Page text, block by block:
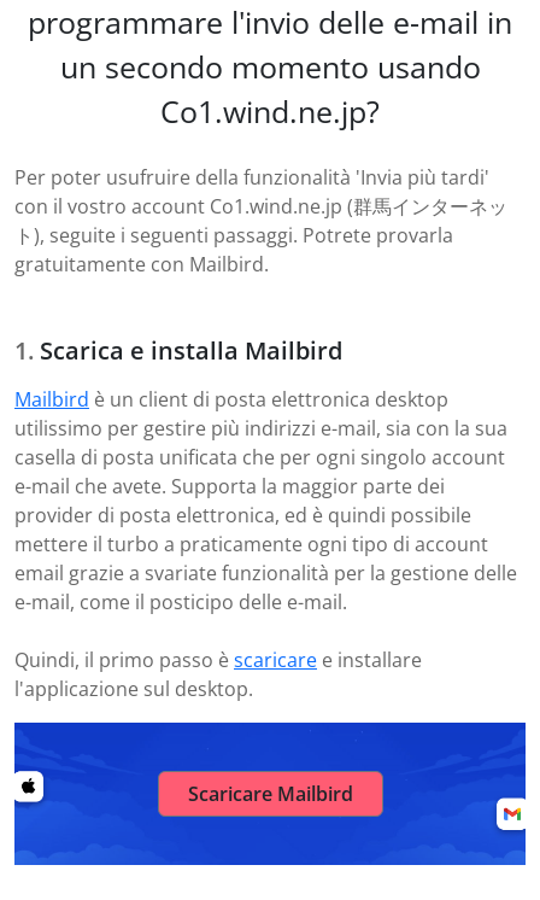
programmare l'invio delle e-mail in
un secondo momento usando
Co1.wind.ne.jp?
Per poter usufruire della funzionalità 'Invia più tardi'
con il vostro account Co1.wind.ne.jp (群馬インターネッ
ト), seguite i seguenti passaggi. Potrete provarla
gratuitamente con Mailbird.
Scarica e installa Mailbird
Mailbird è un client di posta elettronica desktop
utilissimo per gestire più indirizzi e-mail, sia con la sua
casella di posta unificata che per ogni singolo account
e-mail che avete. Supporta la maggior parte dei
provider di posta elettronica, ed è quindi possibile
mettere il turbo a praticamente ogni tipo di account
email grazie a svariate funzionalità per la gestione delle
e-mail, come il posticipo delle e-mail.
Quindi, il primo passo èscaricare e installare
l'applicazione sul desktop.
Scaricare Mailbird